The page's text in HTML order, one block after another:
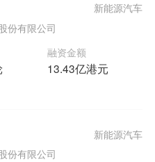
份有限公司
融资金额
13.43亿港元
新能源汽车
份有限公司
新能源汽车